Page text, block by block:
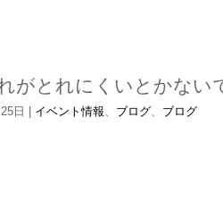
がとれにくいとかない
日 | イベント情報 ブログ、 ブログ